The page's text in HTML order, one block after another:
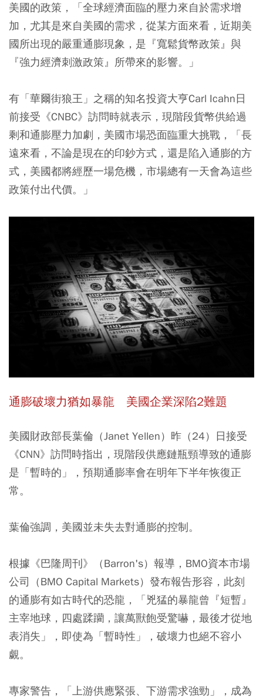
美國的政策，「全球經濟面臨的壓力來自於需求增
加，尤其是來自美國的需求，從某方面來看，近期美
國所出現的嚴重通膨現象，是『寬鬆貨幣政策』與
『強力經濟刺激政策』所帶來的影響。」
有「華爾街狼王」之稱的知名投資大亨Carl Icahn日
前接受《CNBC》訪問時就表示，現階段貨幣供給過
剩和通膨壓力加劇，美國市場恐面臨重大挑戰，「長
遠來看，不論是現在的印鈔方式，還是陷入通膨的方
式，美國都將經歷一場危機，市場總有一天會為這些
政策付出代價。」
通膨破壞力猶如暴龍 美國企業深陷2難題
美國財政部長葉倫（Janet Yellen）昨（24）日接受
《CNN》訪問時指出，現階段供應鏈瓶頸導致的通膨
是「暫時的」，預期通膨率會在明年下半年恢復正
常。
葉倫強調，美國並未失去對通膨的控制。
根據《巴隆周刊》（Barron's）報導，BMO資本市場
公司（BMO Capital Markets）發布報告形容，此刻
的通膨有如古時代的恐龍，「兇猛的暴龍曾『短暫』
主宰地球，四處蹂躪，讓萬獸飽受驚嚇，最後才從地
表消失」，即使為「暫時性」，破壞力也絕不容小
覷。
專家警告，「上游供應緊張、下游需求強勁」，成為